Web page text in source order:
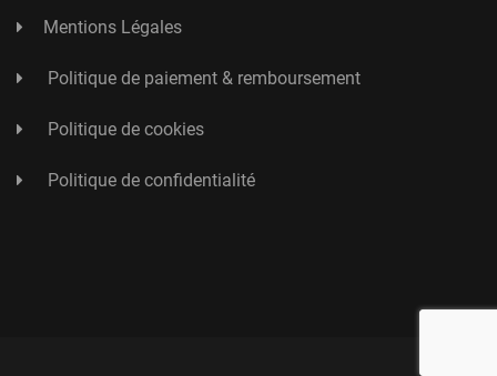
Mentions Légales
Politique de paiement & remboursement
Politique de cookies
Politique de confidentialité